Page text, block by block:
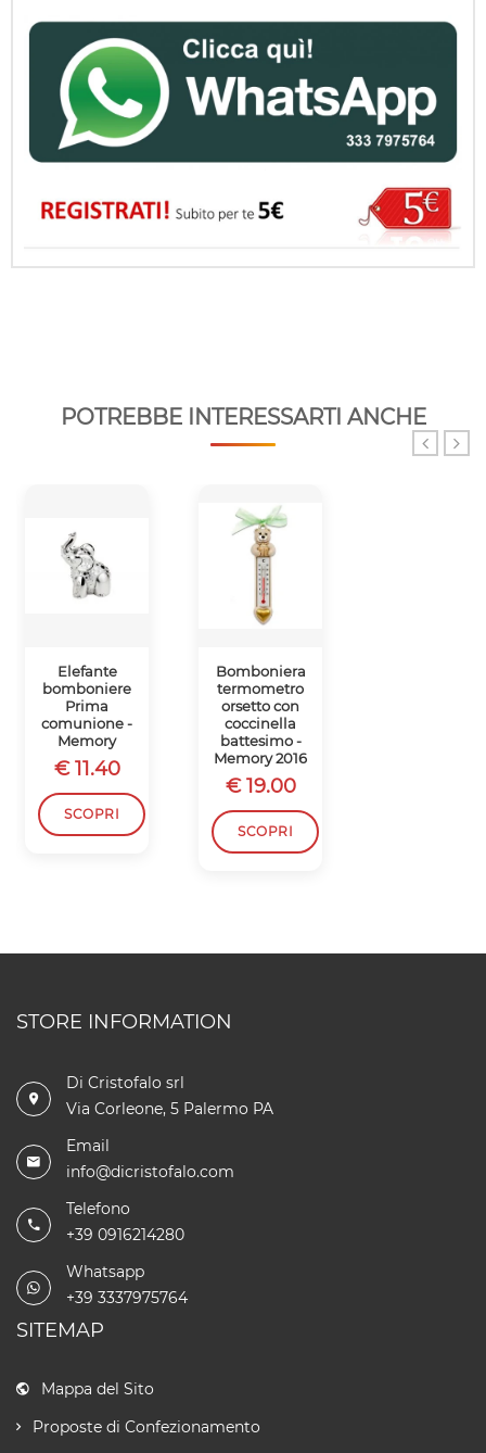
POTREBBE INTERESSARTI ANCHE
Elefante
bomboniere
Prima
comunione -
Memory
€ 11.40
SCOPRI
Bomboniera
termometro
orsetto con
coccinella
battesimo -
Memory 2016
€ 19.00
SCOPRI
STORE INFORMATION
Di Cristofalo srl
Via Corleone, 5 Palermo PA
Email
info@dicristofalo.com
Telefono
+39 0916214280
Whatsapp
+39 3337975764
SITEMAP
Mappa del Sito
Proposte di Confezionamento